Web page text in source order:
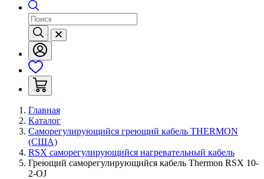
Главная
Каталог
Саморегулирующийся греющий кабель THERMON
(США)
RSX саморегулирующийся нагревательный кабель
Греющий саморегулирующийся кабель Thermon RSX 10-
2-OJ